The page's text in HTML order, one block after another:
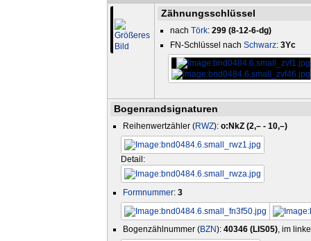
Zähnungsschlüssel
nach Törk: 299 (8-12-6-dg)
FN-Schlüssel nach Schwarz: 3Yc
Bogenrandsignaturen
Reihenwertzähler (RWZ): o:NkZ (2,– - 10,–)
Detail:
Formnummer: 3
Bogenzählnummer (BZN): 40346 (LIS05), im